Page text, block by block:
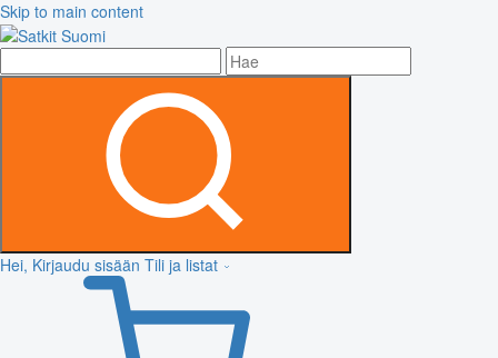
Skip to main content
Hei, Kirjaudu sisään Tili ja listat